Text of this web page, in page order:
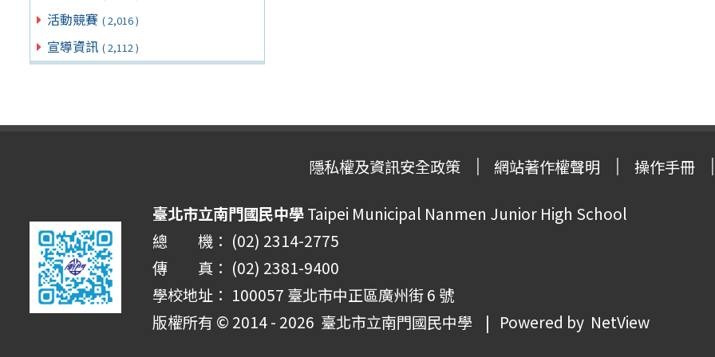
活動競賽 ( 2,016 )
宣導資訊 ( 2,112 )
隱私權及資訊安全政策 網站著作權聲明 操作手冊
臺北市立南門國民中學Taipei Municipal Nanmen Junior High School
總 機： (02) 2314-2775
傳 真： (02) 2381-9400
學校地址： 100057 臺北市中正區廣州街 6 號
版權所有 © 2014 - 2026 臺北市立南門國民中學 | Powered by NetView